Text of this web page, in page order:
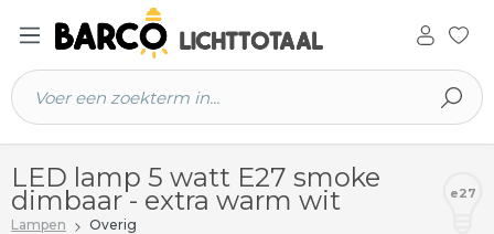
hoofdinhoud
LED lamp 5 watt E27 smoke
dimbaar - extra warm wit
Lampen Overig
e27